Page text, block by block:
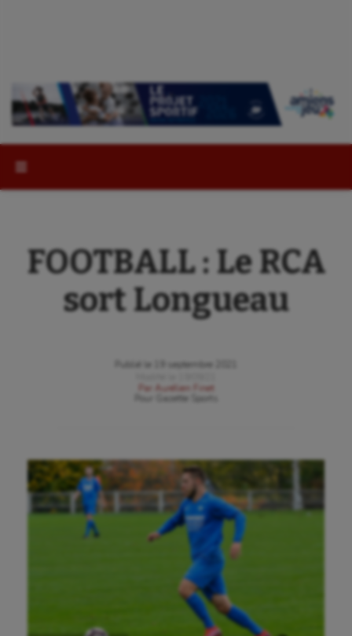
FOOTBALL : Le RCA
sort Longueau
Publié le
19 septembre 2021
Par
Aurélien Finet
Gazette Sports